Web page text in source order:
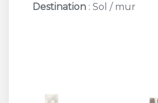
Destination : Sol / mur